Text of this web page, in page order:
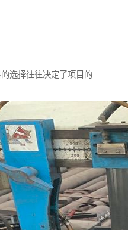
选择往往决定了项目的